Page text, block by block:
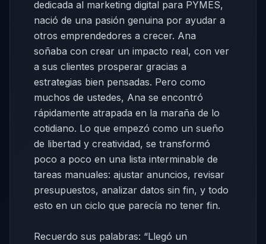
dedicada al marketing digital para PYMES,
nació de una pasión genuina por ayudar a
otros emprendedores a crecer. Ana
soñaba con crear un impacto real, con ver
a sus clientes prosperar gracias a
estrategias bien pensadas. Pero como
muchos de ustedes, Ana se encontró
rápidamente atrapada en la maraña de lo
cotidiano. Lo que empezó como un sueño
de libertad y creatividad, se transformó
poco a poco en una lista interminable de
tareas manuales: ajustar anuncios, revisar
presupuestos, analizar datos sin fin, y todo
esto en un ciclo que parecía no tener fin.
Recuerdo sus palabras: “Llegó un